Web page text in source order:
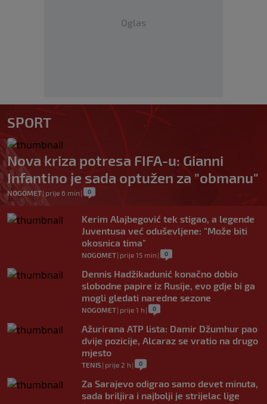
Oglas
SPORT
Nova kriza potresa FIFA-u: Gianni
Infantino je sada optužen za "obmanu"
NOGOMET| prije 6 min | 0
Kerim Alajbegović tek stigao, a legende
Juventusa već oduševljene: "Može biti
okosnica tima"
NOGOMET| prije 15 min | 0
Dennis Hadžikadunić konačno dobio
slobodne papire iz Rusije, evo gdje bi ga
mogli gledati naredne sezone
NOGOMET| prije 1 h | 0
Ažurirana ATP lista: Damir Džumhur pao
dvije pozicije, Alcaraz se vratio na drugo
mjesto
TENIS| prije 2 h | 0
Za Sarajevo odigrao samo devet minuta,
sada briljira i najbolji je strijelac lige